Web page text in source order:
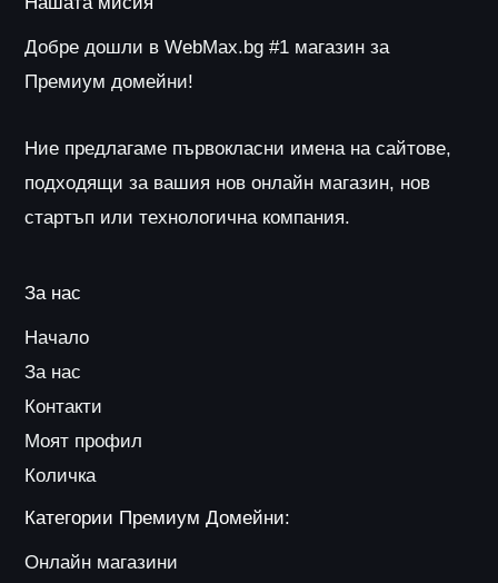
Добре дошли в WebMax.bg #1 магазин за
Премиум домейни!
Ние предлагаме първокласни имена на сайтове,
подходящи за вашия нов онлайн магазин, нов
стартъп или технологична компания.
За нас
Начало
За нас
Контакти
Моят профил
Количка
Категории Премиум Домейни:
Онлайн магазини